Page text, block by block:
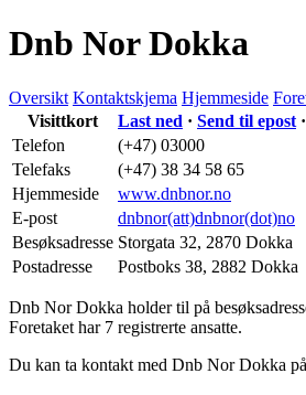
Dnb Nor Dokka
Oversikt Kontaktskjema Hjemmeside
Visittkort
Last ned · Send til epost ·
Telefon
(+47) 03000
Telefaks
(+47) 38 34 58 65
Hjemmeside
www.dnbnor.no
E-post
dnbnor(att)dnbnor(dot)no
Besøksadresse Storgata 32, 2870 Dokka
Postadresse
Postboks 38, 2882 Dokka
Dnb Nor Dokka holder til på
Foretaket har 7 registrerte ansatte.
Du kan ta kontakt med Dnb Nor Dokka